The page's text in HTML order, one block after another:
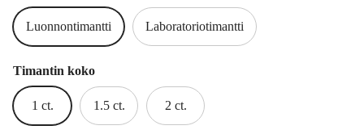
Luonnontimantti Laboratoriotimantti
Timantin koko
1 ct. 1.5 ct. 2 ct.